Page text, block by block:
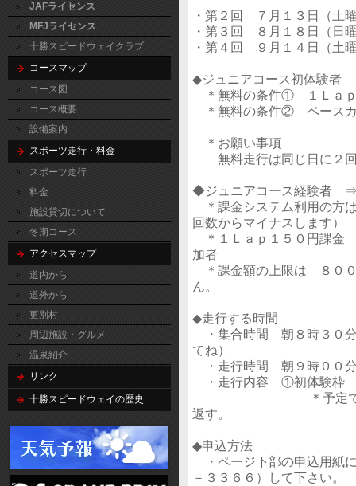
JAFライセンス
MFJライセンス
十勝スピードウェイクラブ
コースマップ
コース図
コース概要
設備案内
スポーツ走行・料金
スポーツ走行
料金
施設貸切について
冬期コース
アクセスマップ
道内から
道外から
更別村
周辺施設・グルメ
温泉紹介
リンク
十勝スピードウェイの歴史
・第２回 ７月１３日（土
・第３回 ８月１８日（日
・第４回 ９月１４日（土
◆ジュニアコース初体験
＊無料の条件① １Ｌａｐ
＊無料の条件② ペースカ
＊お願い事項
無料走行は同じ日に２回
◆ジュニアコース経験者
＊課金システム利用の方
回数からマイナスします）
＊１Ｌａｐ１５０円課金
加者
＊課金額の上限は ８０
ん。
◆走行する時間
・集合時間 朝８時３０
てね）
・走行時間 朝９時００
・走行内容 ①初体験枠
＊予定では初体験
返す。
◆申込方法
・ページ下部の申込用紙
－３３６６）して下さい。